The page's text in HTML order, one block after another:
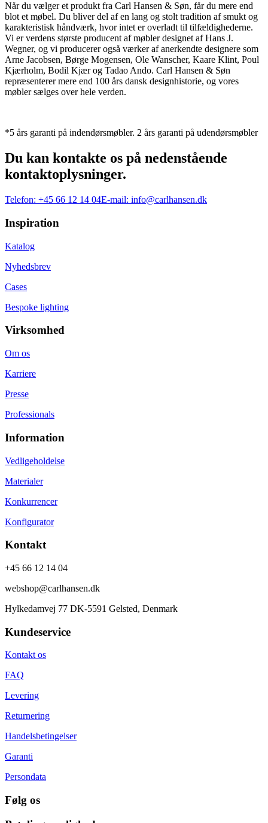
Når du vælger et produkt fra Carl Hansen & Søn, får du mere end
blot et møbel. Du bliver del af en lang og stolt tradition af smukt og
karakteristisk håndværk, hvor intet er overladt til tilfældighederne.
Vi er verdens største producent af møbler designet af Hans J.
Wegner, og vi producerer også værker af anerkendte designere som
Arne Jacobsen, Børge Mogensen, Ole Wanscher, Kaare Klint, Poul
Kjærholm, Bodil Kjær og Tadao Ando. Carl Hansen & Søn
repræsenterer mere end 100 års dansk designhistorie, og vores
møbler sælges over hele verden.
*5 års garanti på indendørsmøbler. 2 års garanti på udendørsmøbler
Du kan kontakte os på nedenstående
kontaktoplysninger.
Telefon: +45 66 12 14 04E-mail: info@carlhansen.dk
Inspiration
Katalog
Nyhedsbrev
Cases
Bespoke lighting
Virksomhed
Om os
Karriere
Presse
Professionals
Information
Vedligeholdelse
Materialer
Konkurrencer
Konfigurator
Kontakt
+45 66 12 14 04
webshop@carlhansen.dk
Hylkedamvej 77 DK-5591 Gelsted, Denmark
Kundeservice
Kontakt os
FAQ
Levering
Returnering
Handelsbetingelser
Garanti
Persondata
Følg os